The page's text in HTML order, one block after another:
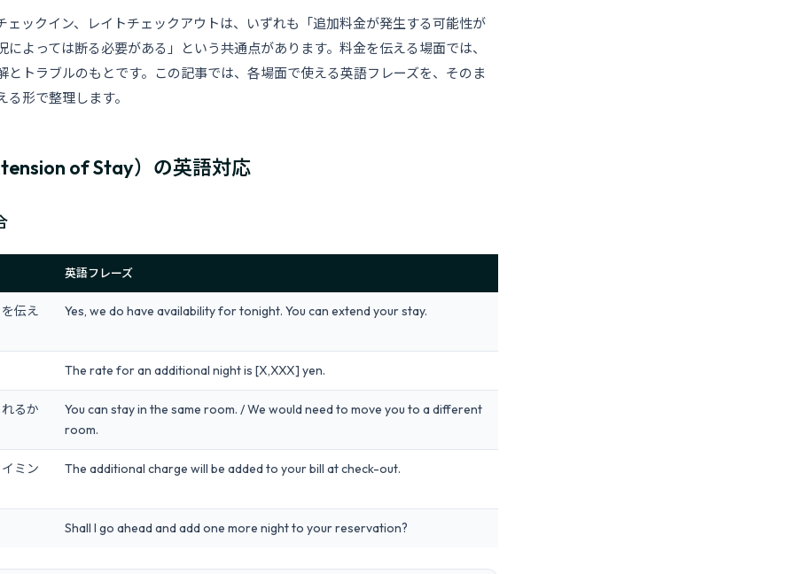
ェックイン、レイトチェックアウトは、いずれも「追加料金が発生する可能性が
によっては断る必要がある」という共通点があります。料金を伝える場面では、
とトラブルのもとです。この記事では、各場面で使える英語フレーズを、そのま
る形で整理します。
of Stay）の英語対応
英語フレーズ
伝え
Yes, we do have availability for tonight. You can extend your stay.
The rate for an additional night is [X,XXX] yen.
るか
You can stay in the same room. / We would need to move you to a different
room.
ミン
The additional charge will be added to your bill at check-out.
Shall I go ahead and add one more night to your reservation?